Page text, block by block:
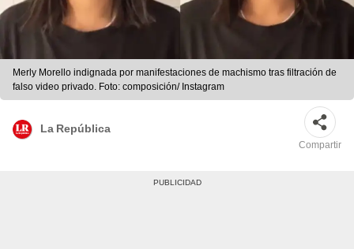
Merly Morello indignada por manifestaciones de machismo tras filtración de
falso video privado. Foto: composición/ Instagram
La República
Compartir